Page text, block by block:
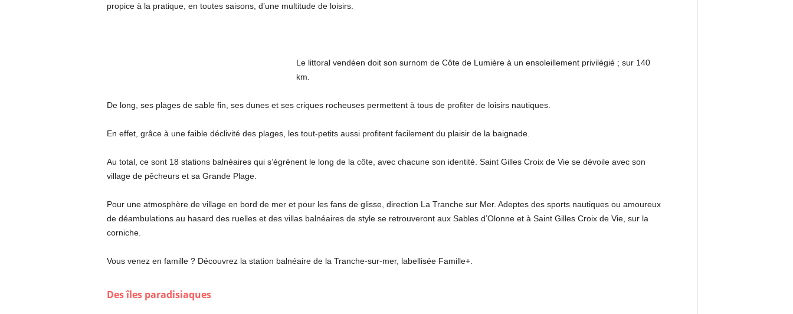
propice à la pratique, en toutes saisons, d’une multitude de loisirs.
Le littoral vendéen doit son surnom de Côte de Lumière à un ensoleillement privilégié ; sur 140
km.
De long, ses plages de sable fin, ses dunes et ses criques rocheuses permettent à tous de profiter de loisirs nautiques.
En effet, grâce à une faible déclivité des plages, les tout-petits aussi profitent facilement du plaisir de la baignade.
Au total, ce sont 18 stations balnéaires qui s’égrènent le long de la côte, avec chacune son identité. Saint Gilles Croix de Vie se dévoile avec son
village de pêcheurs et sa Grande Plage.
Pour une atmosphère de village en bord de mer et pour les fans de glisse, direction La Tranche sur Mer. Adeptes des sports nautiques ou amoureux
de déambulations au hasard des ruelles et des villas balnéaires de style se retrouveront aux Sables d’Olonne et à Saint Gilles Croix de Vie, sur la
corniche.
Vous venez en famille ? Découvrez la station balnéaire de la Tranche-sur-mer, labellisée Famille+.
Des îles paradisiaques